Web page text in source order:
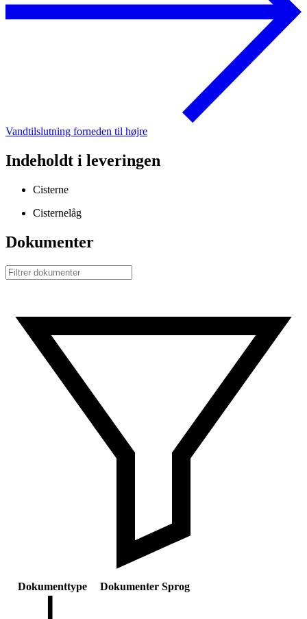
Vandtilslutning forneden til højre
Indeholdt i leveringen
Cisterne
Cisternelåg
Dokumenter
Dokumenttype Dokumenter Sprog